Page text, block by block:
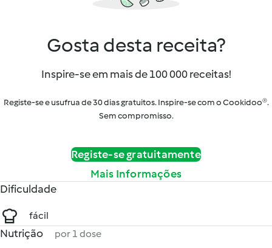
Gosta desta receita?
Inspire-se em mais de 100 000 receitas!
Registe-se e usufrua de 30 dias gratuitos. Inspire-se com o Cookidoo®.
Sem compromisso.
Registe-se gratuitamente
Mais Informações
Dificuldade
fácil
Nutrição por 1 dose